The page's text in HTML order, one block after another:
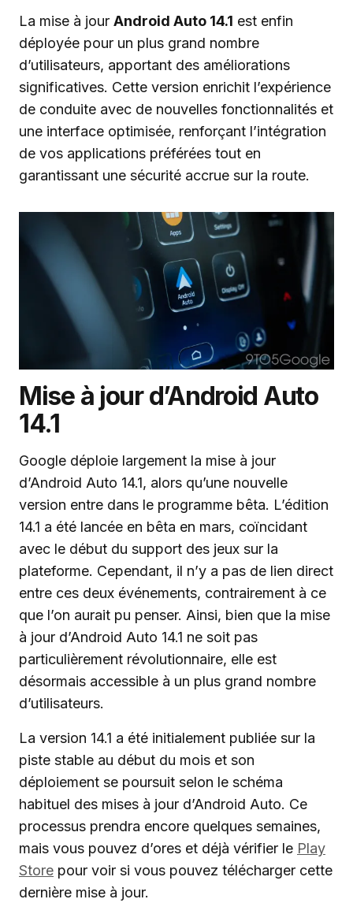
La mise à jour Android Auto 14.1 est enfin
déployée pour un plus grand nombre
d’utilisateurs, apportant des améliorations
significatives. Cette version enrichit l’expérience
de conduite avec de nouvelles fonctionnalités et
une interface optimisée, renforçant l’intégration
de vos applications préférées tout en
garantissant une sécurité accrue sur la route.
Mise à jour d’Android Auto
14.1
Google déploie largement la mise à jour
d’Android Auto 14.1, alors qu’une nouvelle
version entre dans le programme bêta. L’édition
14.1 a été lancée en bêta en mars, coïncidant
avec le début du support des jeux sur la
plateforme. Cependant, il n’y a pas de lien direct
entre ces deux événements, contrairement à ce
que l’on aurait pu penser. Ainsi, bien que la mise
à jour d’Android Auto 14.1 ne soit pas
particulièrement révolutionnaire, elle est
désormais accessible à un plus grand nombre
d’utilisateurs.
La version 14.1 a été initialement publiée sur la
piste stable au début du mois et son
déploiement se poursuit selon le schéma
habituel des mises à jour d’Android Auto. Ce
processus prendra encore quelques semaines,
mais vous pouvez d’ores et déjà vérifier le Play
Store pour voir si vous pouvez télécharger cette
dernière mise à jour.